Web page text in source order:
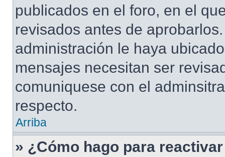
publicados en el foro, en el
revisados antes de
administración le haya
mensajes necesitan ser
comuniquese con el
respecto.
Arriba
» ¿Cómo hago para